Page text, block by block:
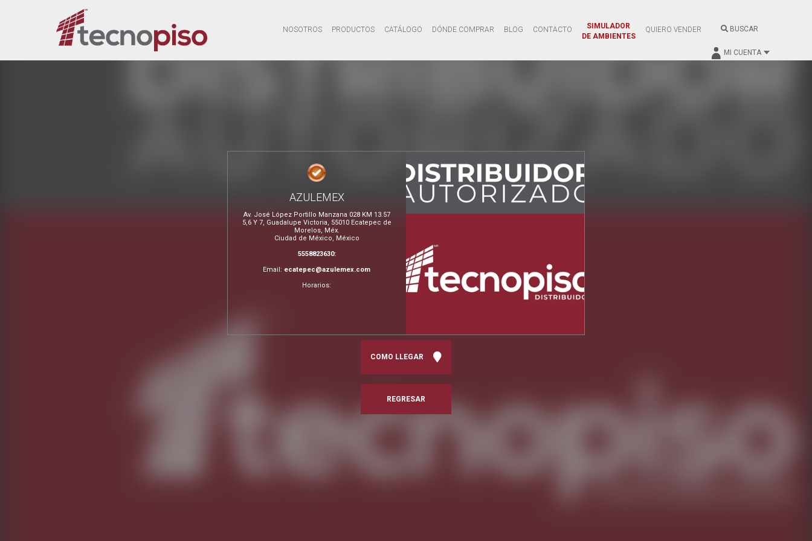
NOSOTROS PRODUCTOS CATÁLOGO DÓNDE COMPRAR BLOG CONTACTO
SIMULADOR
DE AMBIENTES
QUIERO VENDER BUSCAR
MI CUENTA
AZULEMEX
Av. José López Portillo Manzana 028 KM 13.57
5,6 Y 7, Guadalupe Victoria, 55010 Ecatepec de
Morelos, Méx.
Ciudad de México, México
5558823630:
Email: ecatepec@azulemex.com
Horarios:
COMO LLEGAR
REGRESAR